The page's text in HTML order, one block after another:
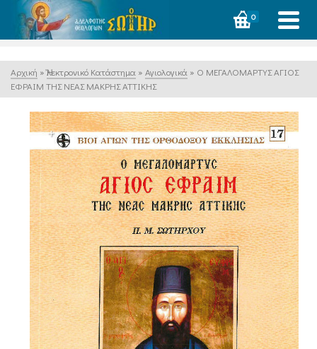
0
Αρχική » Ἠλεκτρονικό Κατάστημα » Αγιολογικά » Ο ΜΕΓΑΛΟΜΑΡΤΥΣ ΑΓΙΟΣ
ΕΦΡΑΙΜ ΤΗΣ ΝΕΑΣ ΜΑΚΡΗΣ ΑΤΤΙΚΗΣ